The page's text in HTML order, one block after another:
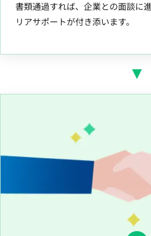
書類通過すれば、企業との面談に
リアサポートが付き添います。